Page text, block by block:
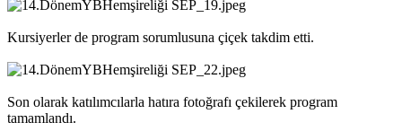
Kursiyerler de program sorumlusuna çiçek takdim etti.
Son olarak katılımcılarla hatıra fotoğrafı çekilerek program
tamamlandı.